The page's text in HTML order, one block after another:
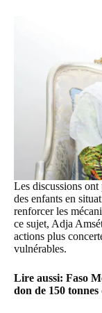
Les discussions
des enfants en
renforcer les
ce sujet, Adja
actions plus
vulnérables.
Lire aussi: Faso
don de 150